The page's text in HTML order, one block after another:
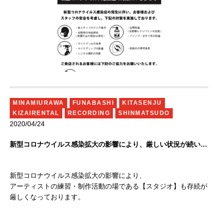
MINAMIURAWA FUNABASHI
KITASENJU
KIZAIRENTAL
RECORDING SHINMATSUDO
2020/04/24
新型コロナウイルス感染拡大の影響により、厳しい状況が続いております。ご支援のほど、よろしくお願いいたします。
新型コロナウイルス感染拡大の影響により、
アーティストの練習・制作活動の場である【スタジオ】も存続が
厳しくなっております。